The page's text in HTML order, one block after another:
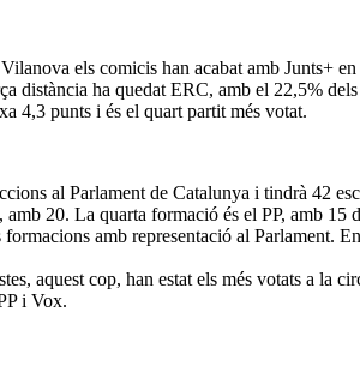
els comicis han acabat amb Junts+
ha quedat ERC, amb el 22,5%
4,3 punts i és el quart partit més votat.
al Parlament de Catalunya i tindrà 42
20. La quarta formació és el PP, amb
amb representació al Parlament.
aquest cop, han estat els més votats a la
i Vox.